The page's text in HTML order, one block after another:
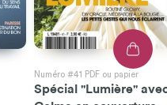
Numéro #41 PDF ou papier
Spécial "Lumière"